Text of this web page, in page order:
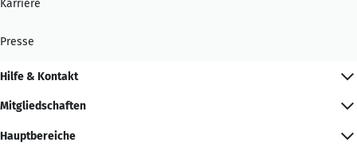
Karriere
Presse
Hilfe & Kontakt
Mitgliedschaften
Hauptbereiche